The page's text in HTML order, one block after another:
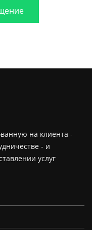
на клиента -
- и
услуг